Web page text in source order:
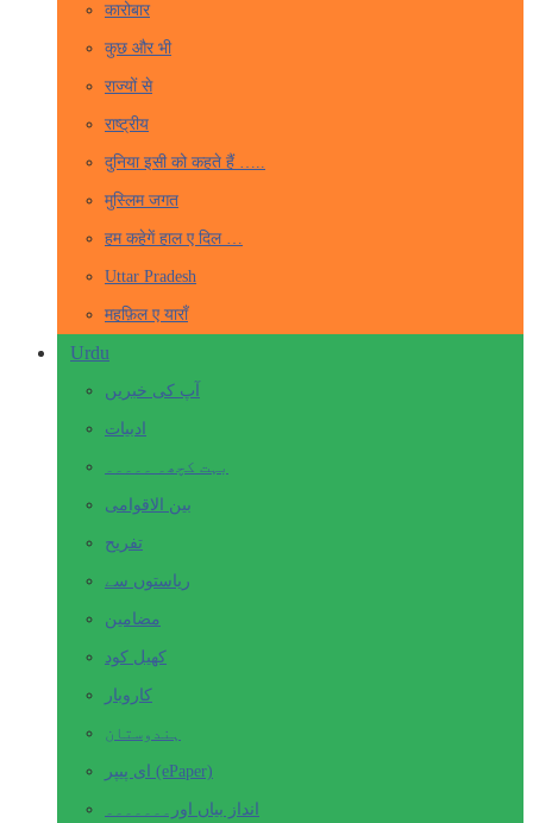
कारोबार
कुछ और भी
राज्यों से
राष्ट्रीय
दुनिया इसी को कहते हैं …..
मुस्लिम जगत
हम कहेगें हाल ए दिल …
Uttar Pradesh
महफ़िल ए याराँ
Urdu
آپ کی خبریں
ادبیات
بہت کچھ۔ ۔۔۔۔۔
بین الاقوامی
تفریح
ریاستوں سے
مضامین
کھیل کود
کاروبار
ہندوستان
ای پیپر (ePaper)
انداز بیاں اور۔۔۔۔۔۔۔